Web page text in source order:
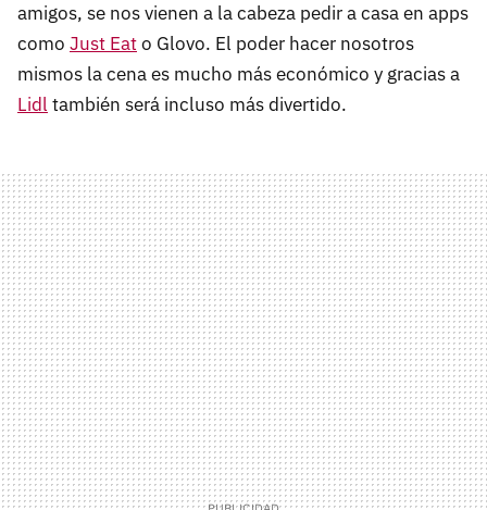
amigos, se nos vienen a la cabeza pedir a casa en apps
como Just Eato Glovo. El poder hacer nosotros
mismos la cena es mucho más económico y gracias a
Lidltambién será incluso más divertido.